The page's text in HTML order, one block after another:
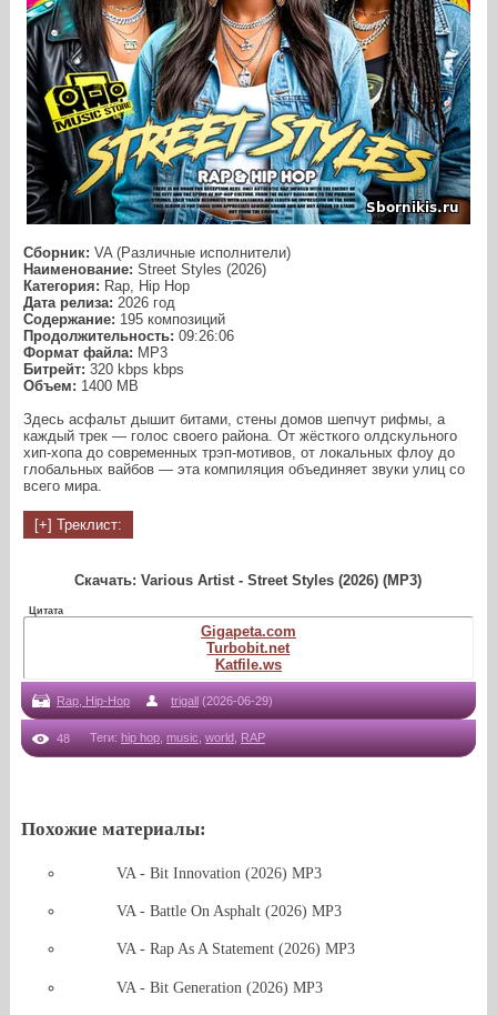
Сборник: VA (Различные исполнители)
Наименование: Street Styles (2026)
Категория: Rap, Hip Hop
Дата релиза: 2026 год
Содержание: 195 композиций
Продолжительность: 09:26:06
Формат файла: MP3
Битрейт: 320 kbps kbps
Объем: 1400 МB
Здесь асфальт дышит битами, стены домов шепчут рифмы, а
каждый трек — голос своего района. От жёсткого олдскульного
хип‑хопа до современных трэп‑мотивов, от локальных флоу до
глобальных вайбов — эта компиляция объединяет звуки улиц со
всего мира.
Скачать: Various Artist - Street Styles (2026) (MP3)
Цитата
Gigapeta.com
Turbobit.net
Katfile.ws
Rap, Hip-Hop trigall (2026-06-29)
48 Теги: hip hop,music,world,RAP
Похожие материалы:
VA - Bit Innovation (2026) MP3
VA - Battle On Asphalt (2026) MP3
VA - Rap As A Statement (2026) MP3
VA - Bit Generation (2026) MP3